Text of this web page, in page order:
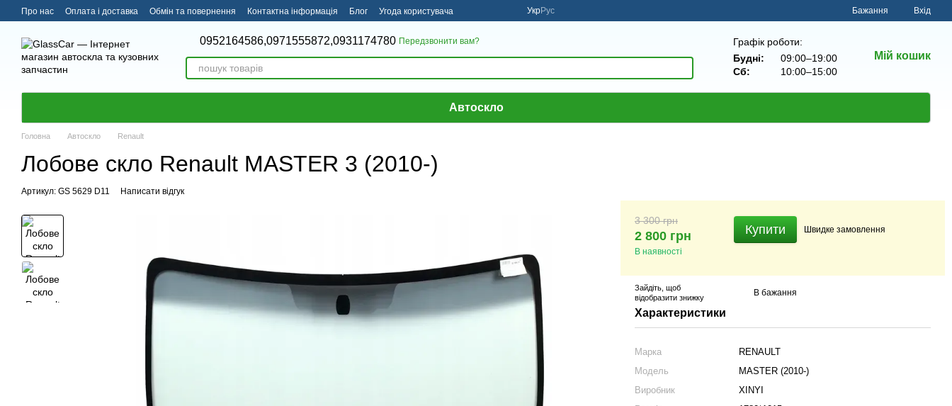
Перейти до основного контенту
Про нас Оплата і доставка Обмін та повернення Контактна інформація Блог Угода користувача УкрРус Бажання Вхід
0952164586,0971555872,0931174780 Передзвонити вам?
Графік роботи:
Будні:
09:00–19:00
Сб:
10:00–15:00
Мій кошик
Автоскло
Головна Автоскло Renault
Лобове скло Renault MASTER 3 (2010-)
Артикул: GS 5629 D11 Написати відгук
3 300 грн
2 800 грн
В наявності
Купити Швидке замовлення
Зайдіть , щоб
відобразити знижку
В бажання
Характеристики
Марка
RENAULT
Модель
MASTER (2010-)
Виробник
XINYI